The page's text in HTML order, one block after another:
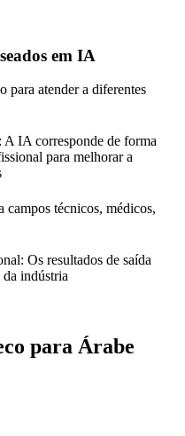
em IA
para atender a diferentes
A IA corresponde de forma
para melhorar a
campos técnicos, médicos,
Os resultados de saída
da indústria
para Árabe